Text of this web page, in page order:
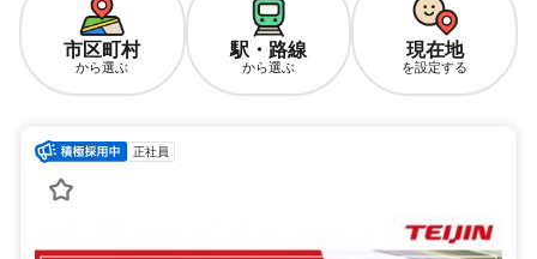
市区町村
から選ぶ
駅・路線
から選ぶ
現在地
を設定する
正社員